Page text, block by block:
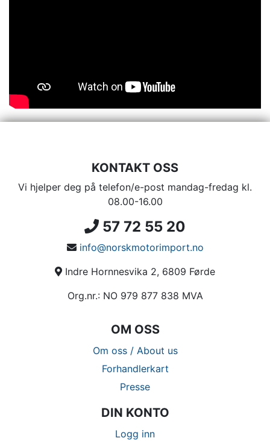
KONTAKT OSS
Vi hjelper deg på telefon/e-post mandag-fredag kl.
08.00-16.00
57 72 55 20
info@norskmotorimport.no
Indre Hornnesvika 2, 6809 Førde
Org.nr.: NO 979 877 838 MVA
OM OSS
Om oss / About us
Forhandlerkart
Presse
DIN KONTO
Logg inn